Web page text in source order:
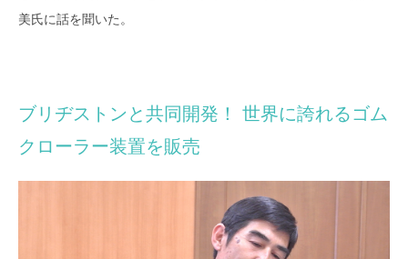
美氏に話を聞いた。
ブリヂストンと共同開発！ 世界に誇れるゴム
クローラー装置を販売